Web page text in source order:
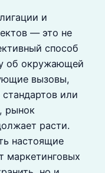
и
— это не
способ
об окружающей
вызовы,
или
рынок
расти.
настоящие
маркетинговых